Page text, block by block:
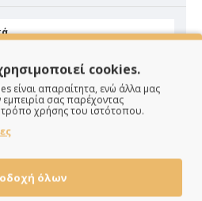
cookies.
είναι απαραίτητα, ενώ άλλα μας
σας παρέχοντας
τρόπο χρήσης του ιστότοπου.
όλων